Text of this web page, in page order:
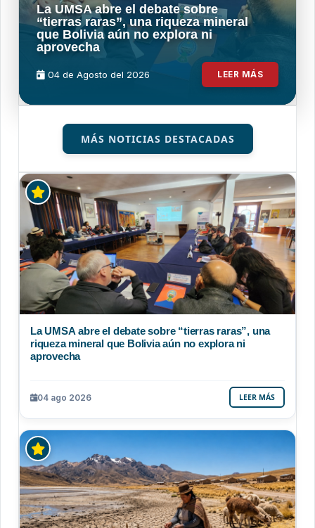
La UMSA abre el debate sobre
“tierras raras”, una riqueza mineral
que Bolivia aún no explora ni
aprovecha
04 de Agosto del 2026 LEER MÁS
MÁS NOTICIAS DESTACADAS
La UMSA abre el debate sobre “tierras raras”, una
riqueza mineral que Bolivia aún no explora ni
aprovecha
04 ago 2026 LEER MÁS